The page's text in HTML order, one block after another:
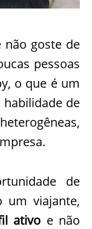
não goste de
pessoas
o que é um
de
de
um viajante,
ativo e não